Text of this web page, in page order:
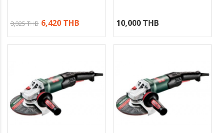
8,025 THB 6,420 THB 10,000 THB